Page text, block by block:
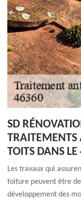
SD
TRAITEMENTS
TOITS DANS
Les travaux qui
toiture peuvent être
développement des